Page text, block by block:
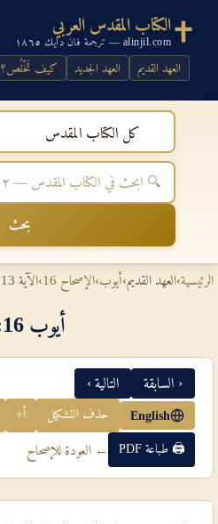
الكتاب المقدس العربي
alinjil.com — ترجمة فان دايك ١٨٦٥
العهد القديم العهد الجديد كيف تَخْلُص؟
كل الكتاب المقدس
بحث
الرئيسية›العهد القديم›أيوب›الإصحاح 16 ›الآية 13
أيوب 16‏:‏13
‹ السابقة التالية ›
English حذف التشكيل أ+
🖨 طباعة PDF ← العودة للإصحاح